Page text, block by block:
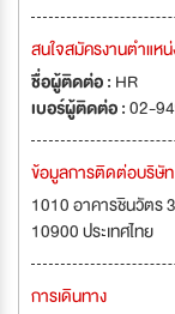
สนใจสมัครงานตำแ
ชื่อผู้ติดต่อ : HR
เบอร์ผู้ติดต่อ :02-
ข้อมูลการติดต่อบริษัท
1010 อาคารชินวัตร
10900 ประเทศไทย
การเดินทาง